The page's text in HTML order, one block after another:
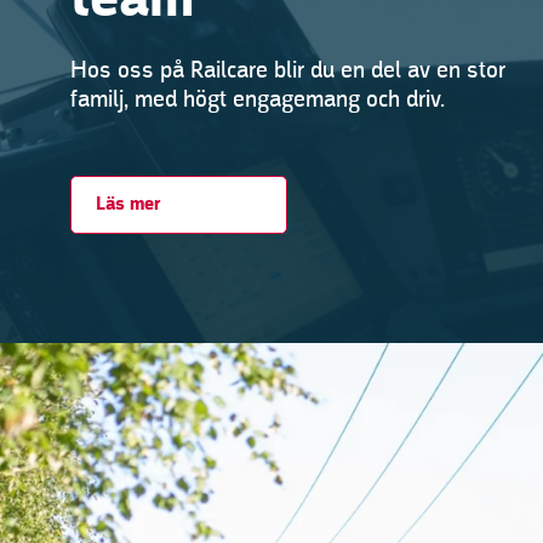
Hos oss på Railcare blir du en del av en stor
familj, med högt engagemang och driv.
Läs mer